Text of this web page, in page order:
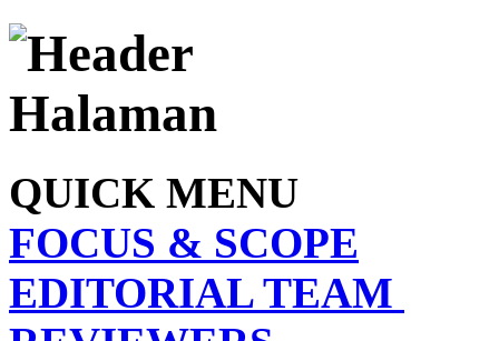
QUICK MENU
FOCUS & SCOPE
EDITORIAL TEAM